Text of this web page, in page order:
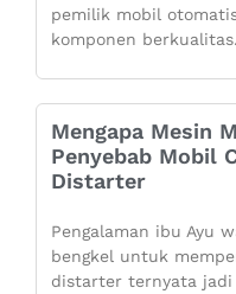
pemilik mobil
komponen
Mengapa Mesin
Penyebab Mobil
Distarter
Pengalaman ibu Ayu
bengkel untuk
distarter ternyata jadi